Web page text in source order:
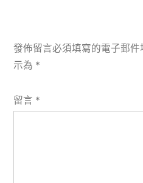
發佈留言必須填寫的電子郵件
示為 *
留言 *